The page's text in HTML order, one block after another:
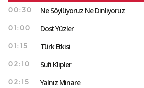
00:30 Ne Söylüyoruz Ne Dinliyoruz
01:00 Dost Yüzler
01:15 Türk Etkisi
02:10 Sufi Klipler
02:15 Yalnız Minare